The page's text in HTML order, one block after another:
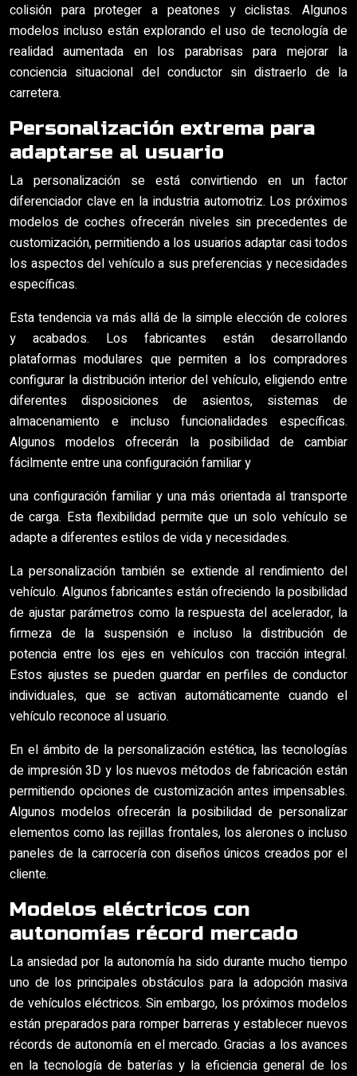
colisión para proteger a peatones y ciclistas. Algunos
modelos incluso están explorando el uso de tecnología de
realidad aumentada en los parabrisas para mejorar la
conciencia situacional del conductor sin distraerlo de la
carretera.
Personalización extrema para
adaptarse al usuario
La personalización se está convirtiendo en un factor
diferenciador clave en la industria automotriz. Los próximos
modelos de coches ofrecerán niveles sin precedentes de
customización, permitiendo a los usuarios adaptar casi todos
los aspectos del vehículo a sus preferencias y necesidades
específicas.
Esta tendencia va más allá de la simple elección de colores
y acabados. Los fabricantes están desarrollando
plataformas modulares que permiten a los compradores
configurar la distribución interior del vehículo, eligiendo entre
diferentes disposiciones de asientos, sistemas de
almacenamiento e incluso funcionalidades específicas.
Algunos modelos ofrecerán la posibilidad de cambiar
fácilmente entre una configuración familiar y
una configuración familiar y una más orientada al transporte
de carga. Esta flexibilidad permite que un solo vehículo se
adapte a diferentes estilos de vida y necesidades.
La personalización también se extiende al rendimiento del
vehículo. Algunos fabricantes están ofreciendo la posibilidad
de ajustar parámetros como la respuesta del acelerador, la
firmeza de la suspensión e incluso la distribución de
potencia entre los ejes en vehículos con tracción integral.
Estos ajustes se pueden guardar en perfiles de conductor
individuales, que se activan automáticamente cuando el
vehículo reconoce al usuario.
En el ámbito de la personalización estética, las tecnologías
de impresión 3D y los nuevos métodos de fabricación están
permitiendo opciones de customización antes impensables.
Algunos modelos ofrecerán la posibilidad de personalizar
elementos como las rejillas frontales, los alerones o incluso
paneles de la carrocería con diseños únicos creados por el
cliente.
Modelos eléctricos con
autonomías récord mercado
La ansiedad por la autonomía ha sido durante mucho tiempo
uno de los principales obstáculos para la adopción masiva
de vehículos eléctricos. Sin embargo, los próximos modelos
están preparados para romper barreras y establecer nuevos
récords de autonomía en el mercado. Gracias a los avances
en la tecnología de baterías y la eficiencia general de los